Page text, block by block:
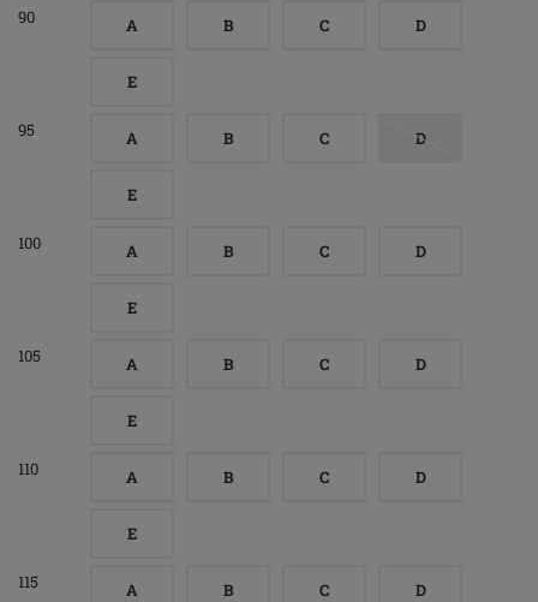
90 A B C D
E
95 A B C D
E
100 A B C D
E
105 A B C D
E
110 A B C D
E
115 A B C D